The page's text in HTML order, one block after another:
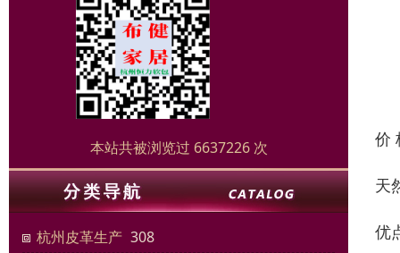
本站共被浏览过 6637226 次
杭州皮革生产 308
价
天
优